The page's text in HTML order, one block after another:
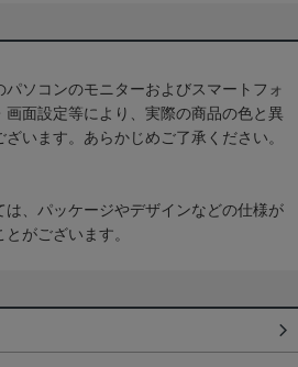
ソコンのモニターおよびスマートフォ
画面設定等により、実際の商品の色と異
います。あらかじめご了承ください。
は、パッケージやデザインなどの仕様が
がございます。